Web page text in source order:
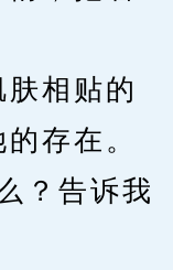
相贴的
存在。
告诉我